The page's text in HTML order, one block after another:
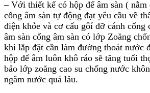
– Với thiết kế có hộp đế âm sàn (
cổng âm sàn tự động đạt yêu cầu về
điện khỏe và cơ cấu gôí đỡ cánh cổng
âm sàn cổng âm sàn có lớp Zoăng
khi lắp đặt cần làm đường thoát nước
hộp đế âm luôn khô ráo sẽ tăng tuổi
bảo lớp zoăng cao su chống nước
ngâm nước quá lâu.